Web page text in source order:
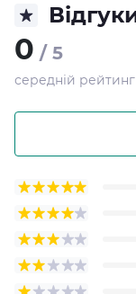
0 / 5
середній